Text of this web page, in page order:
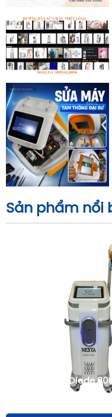
Sản phẩm nổi
Máy triệt lông Diode